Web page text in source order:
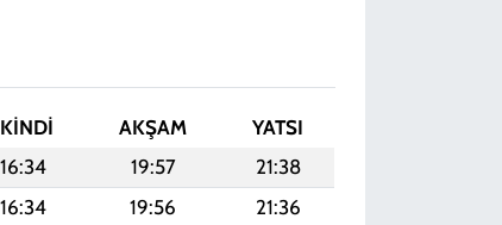
AKŞAM
YATSI
16:34 19:57
21:38
16:34 19:56
21:36